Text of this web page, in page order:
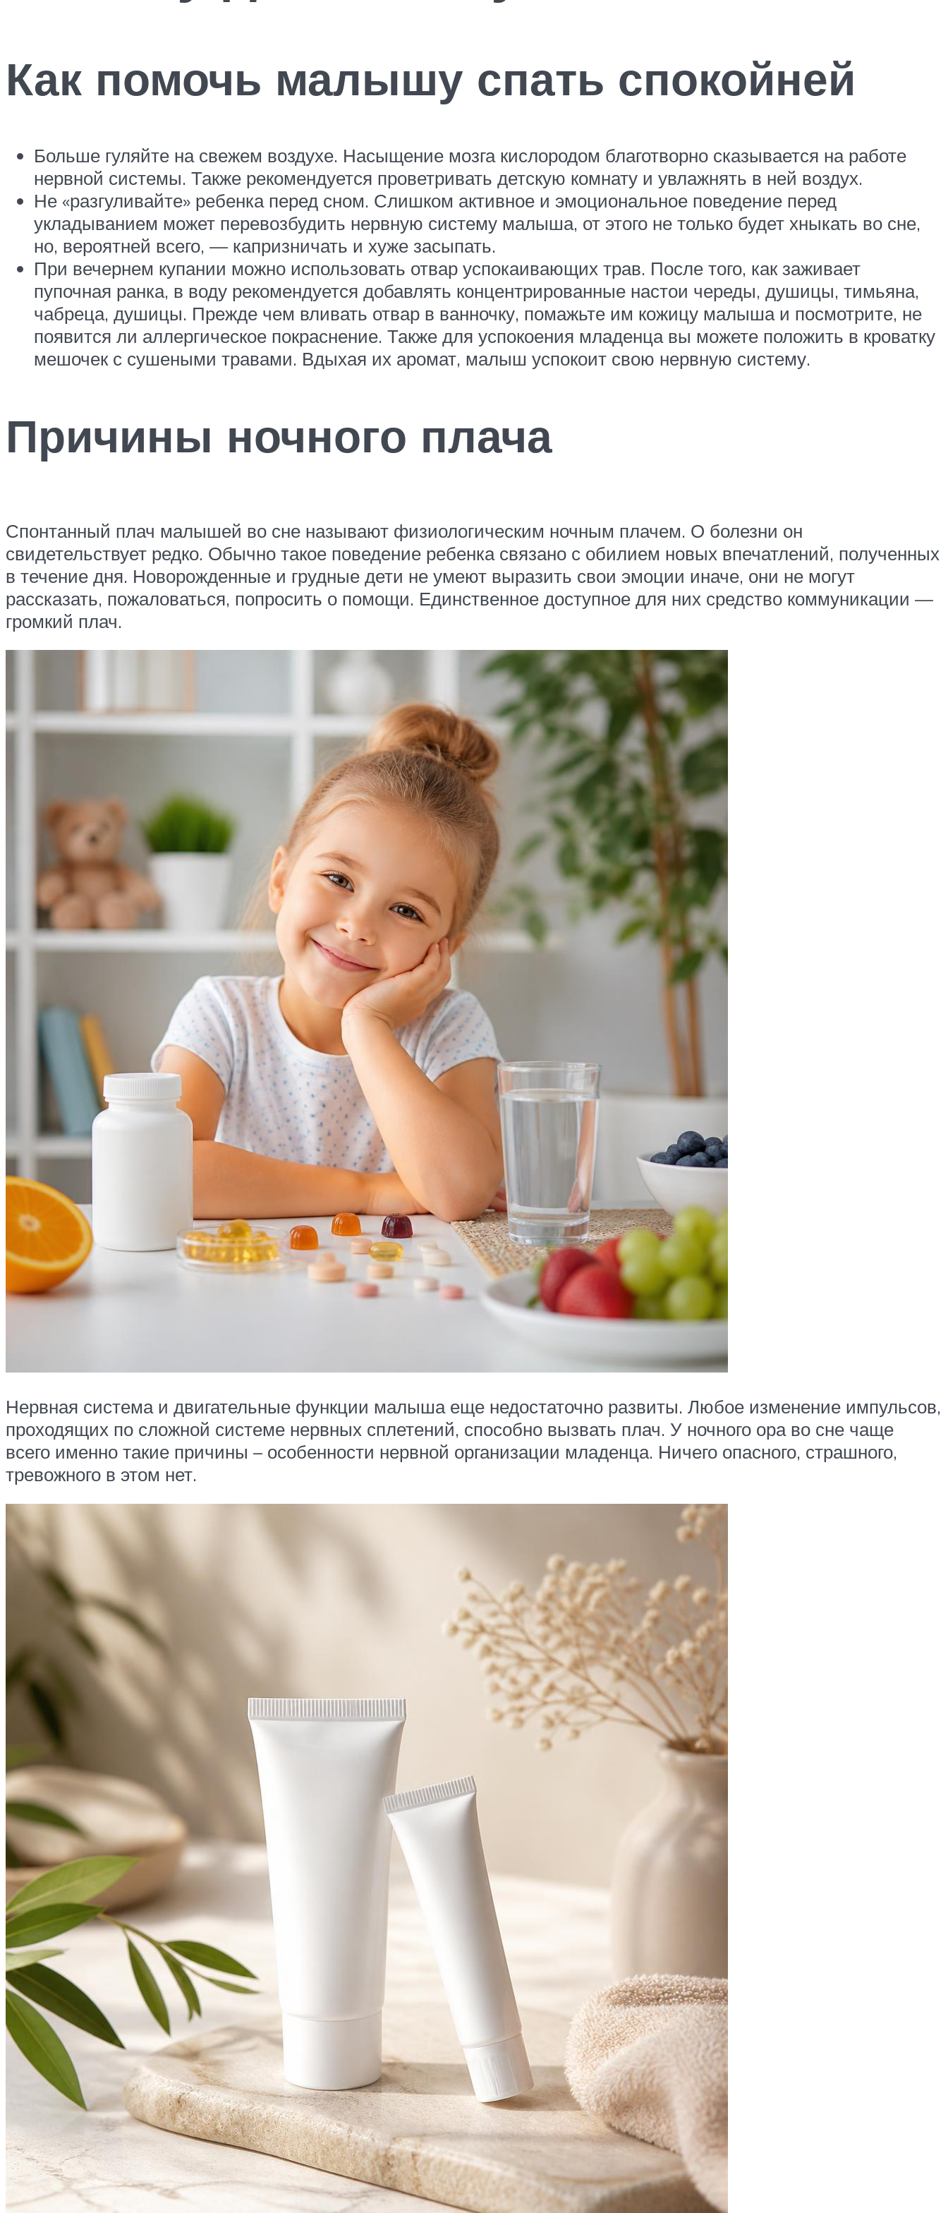
Как помочь малышу спать спокойней
Больше гуляйте на свежем воздухе. Насыщение мозга кислородом благотворно сказывается на работе
нервной системы. Также рекомендуется проветривать детскую комнату и увлажнять в ней воздух.
Не «разгуливайте» ребенка перед сном. Слишком активное и эмоциональное поведение перед
укладыванием может перевозбудить нервную систему малыша, от этого не только будет хныкать во сне,
но, вероятней всего, — капризничать и хуже засыпать.
При вечернем купании можно использовать отвар успокаивающих трав. После того, как заживает
пупочная ранка, в воду рекомендуется добавлять концентрированные настои череды, душицы, тимьяна,
чабреца, душицы. Прежде чем вливать отвар в ванночку, помажьте им кожицу малыша и посмотрите, не
появится ли аллергическое покраснение. Также для успокоения младенца вы можете положить в кроватку
мешочек с сушеными травами. Вдыхая их аромат, малыш успокоит свою нервную систему.
Причины ночного плача
Спонтанный плач малышей во сне называют физиологическим ночным плачем. О болезни он
свидетельствует редко. Обычно такое поведение ребенка связано с обилием новых впечатлений, полученных
в течение дня. Новорожденные и грудные дети не умеют выразить свои эмоции иначе, они не могут
рассказать, пожаловаться, попросить о помощи. Единственное доступное для них средство коммуникации —
громкий плач.
Нервная система и двигательные функции малыша еще недостаточно развиты. Любое изменение импульсов,
проходящих по сложной системе нервных сплетений, способно вызвать плач. У ночного ора во сне чаще
всего именно такие причины – особенности нервной организации младенца. Ничего опасного, страшного,
тревожного в этом нет.